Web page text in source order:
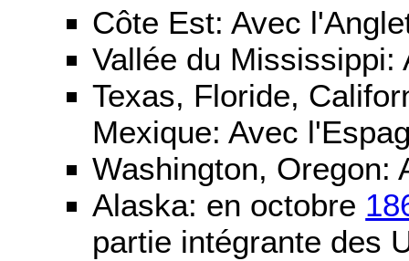
Côte Est: Avec
Vallée du
Texas, Floride,
Mexique: Avec
Washington, Oregon:
Alaska: en octobre
partie intégrante des